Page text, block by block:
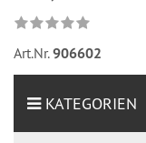
Art.Nr.906602
KATEGORIEN